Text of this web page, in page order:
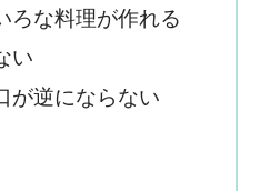
ろな料理が作れる
い
が逆にならない